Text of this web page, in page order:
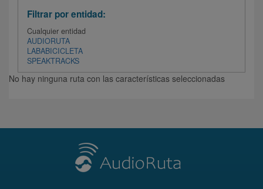
Filtrar por entidad:
Cualquier entidad
AUDIORUTA
LABABICICLETA
SPEAKTRACKS
No hay ninguna ruta con las características seleccionadas